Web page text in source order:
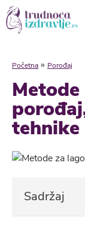
Početna » Porođaj
tehnike
Sadržaj